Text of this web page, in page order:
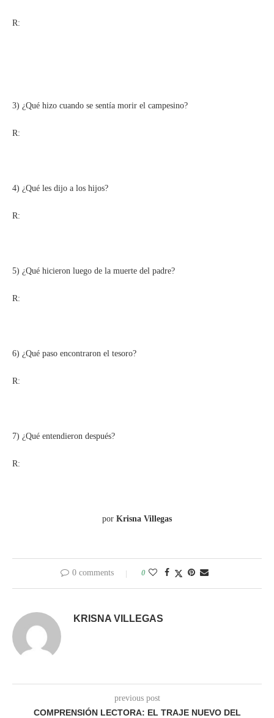
R:
3) ¿Qué hizo cuando se sentía morir el campesino?
R:
4) ¿Qué les dijo a los hijos?
R:
5) ¿Qué hicieron luego de la muerte del padre?
R:
6) ¿Qué paso encontraron el tesoro?
R:
7) ¿Qué entendieron después?
R:
por Krisna Villegas
0 comments 0
KRISNA VILLEGAS
previous post
COMPRENSIÓN LECTORA: EL TRAJE NUEVO DEL